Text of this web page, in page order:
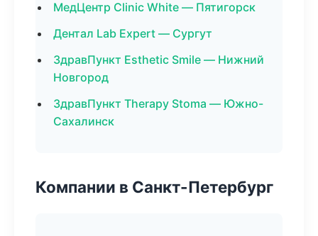
МедЦентр Clinic White — Пятигорск
Дентал Lab Expert — Сургут
ЗдравПункт Esthetic Smile — Нижний
Новгород
ЗдравПункт Therapy Stoma — Южно-
Сахалинск
Компании в Санкт-Петербург